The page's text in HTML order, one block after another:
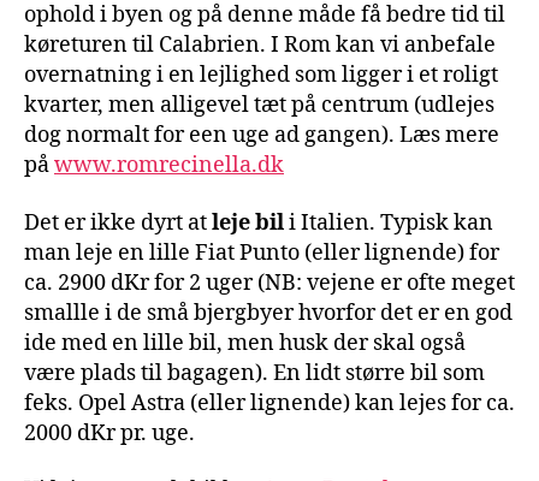
ophold i byen og på denne måde få bedre tid til
køreturen til Calabrien. I Rom kan vi anbefale
overnatning i en lejlighed som ligger i et roligt
kvarter, men alligevel tæt på centrum (udlejes
dog normalt for een uge ad gangen). Læs mere
påwww.romrecinella.dk
Det er ikke dyrt atleje bili Italien. Typisk kan
man leje en lille Fiat Punto (eller lignende) for
ca. 2900 dKr for 2 uger (NB: vejene er ofte meget
smallle i de små bjergbyer hvorfor det er en god
ide med en lille bil, men husk der skal også
være plads til bagagen). En lidt større bil som
feks. Opel Astra (eller lignende) kan lejes for ca.
2000 dKr pr. uge.